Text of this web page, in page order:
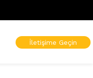
İletişime Geçin